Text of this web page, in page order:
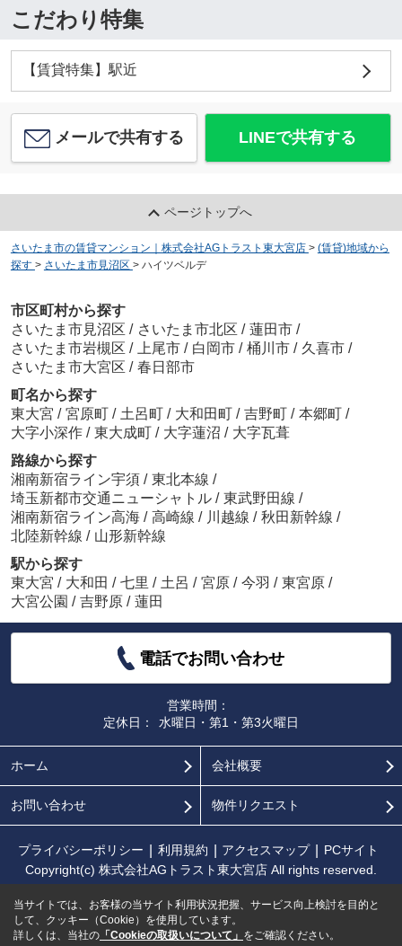
こだわり特集
【賃貸特集】駅近
メールで共有する LINEで共有する
ページトップへ
さいたま市の賃貸マンション｜株式会社AGトラスト東大宮店 > (賃貸)地域から
探す > さいたま市見沼区 > ハイツベルデ
市区町村から探す
さいたま市見沼区 / さいたま市北区 / 蓮田市 /
さいたま市岩槻区 / 上尾市 / 白岡市 / 桶川市 / 久喜市 /
さいたま市大宮区 / 春日部市
町名から探す
東大宮 / 宮原町 / 土呂町 / 大和田町 / 吉野町 / 本郷町 /
大字小深作 / 東大成町 / 大字蓮沼 / 大字瓦葺
路線から探す
湘南新宿ライン宇須 / 東北本線 /
埼玉新都市交通ニューシャトル / 東武野田線 /
湘南新宿ライン高海 / 高崎線 / 川越線 / 秋田新幹線 /
北陸新幹線 / 山形新幹線
駅から探す
東大宮 / 大和田 / 七里 / 土呂 / 宮原 / 今羽 / 東宮原 /
大宮公園 / 吉野原 / 蓮田
電話でお問い合わせ
営業時間：
定休日：
水曜日・第1・第3火曜日
ホーム 会社概要
お問い合わせ 物件リクエスト
プライバシーポリシー 利用規約 アクセスマップ
PCサイト
Copyright(c) 株式会社AGトラスト東大宮店 All rights reserved.
当サイトでは、お客様の当サイト利用状況把握、サービス向上検討を目的と
して、クッキー（Cookie）を使用しています。
詳しくは、当社の 「Cookieの取扱いについて」 をご確認ください。